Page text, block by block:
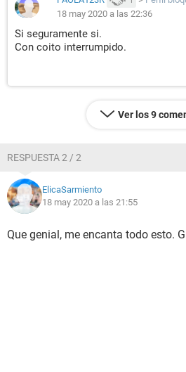
18 may 2020 a las 22:36
Si seguramente si.
Con coito interrumpido.
Ver los 9
RESPUESTA 2 / 2
ElicaSarmiento
18 may 2020 a las 21:55
Que genial, me encanta todo esto.